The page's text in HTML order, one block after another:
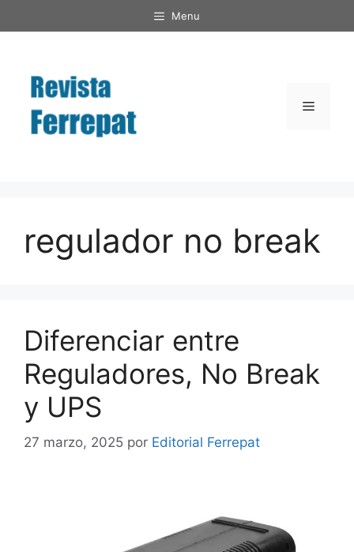
al
Menu
Menú
regulador no break
Diferenciar entre
Reguladores, No Break
y UPS
27 marzo, 2025 por Editorial Ferrepat